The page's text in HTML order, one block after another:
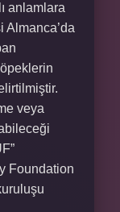
anlamlara
Almanca’da
veya
Foundation